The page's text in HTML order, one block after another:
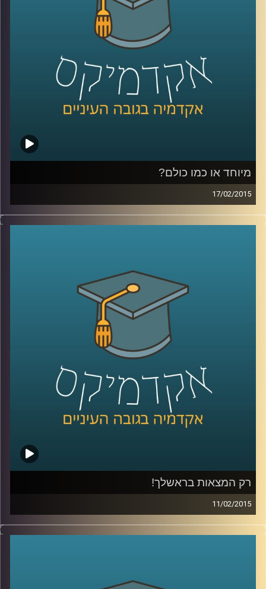
ההגדרות עוזרות להבין מה מניע אותנו, לאיזה
כיוון ומה ניתן ללמד אותנו. מאמינים שאנשים
מסוגלים להשתנות? ענו לעצמכם על השאלה
כהכנה לתכנית.
AudioVersity
מיוחד או כמו כולם?
17/02/2015
דוקטור ירון תימור, סגן דיקן ביה"ס למנהל
תלויה בשאלה מה עושים איתו האחרים. מה
לגבי תגובת הצרכנים לשינויים טכנולוגיים? אולי
אנחנו רק חושבים שאנחנו מתקדמים. שיחת
שיווק שזורה באישיותו הפעלתנית והאופטימית
קרדיט תמונות: AudioVersity
רק המצאות בראשלך!
11/02/2015
דוקטור נעם למלשטרייך לטר, דיקן ומייסד
כבר במהלך לימודי הדוקטורט פרסם מאמרים